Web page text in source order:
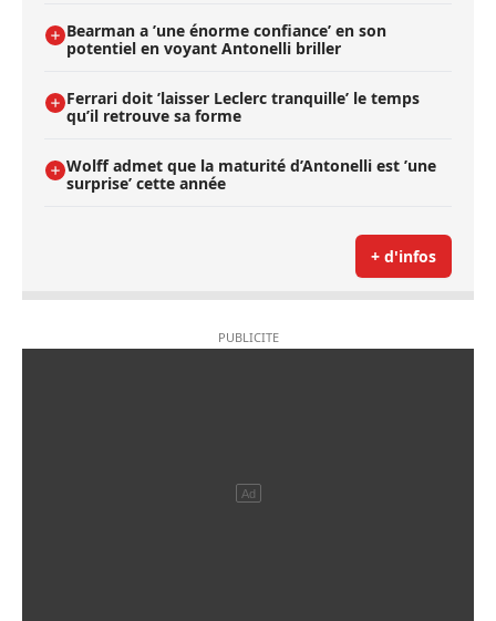
Bearman a ’une énorme confiance’ en son
potentiel en voyant Antonelli briller
Ferrari doit ’laisser Leclerc tranquille’ le temps
qu’il retrouve sa forme
Wolff admet que la maturité d’Antonelli est ’une
surprise’ cette année
+ d'infos